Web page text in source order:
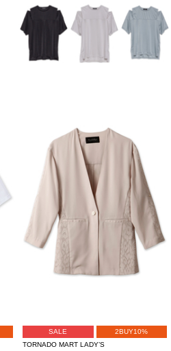
SALE
2BUY10%
TORNADO MART LADY’S